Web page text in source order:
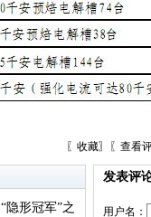
〖 收藏〗〖 查看
形冠军”之
发表评
用户名：